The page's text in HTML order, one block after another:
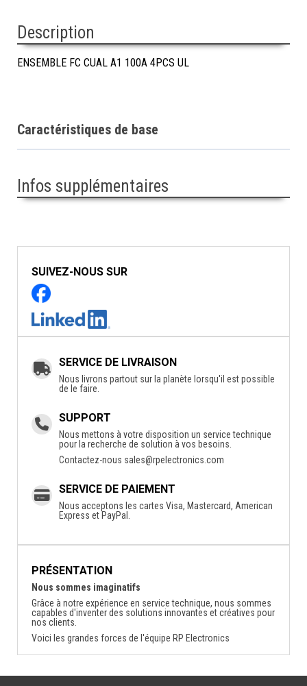
Description
ENSEMBLE FC CUAL A1 100A 4PCS UL
Caractéristiques de base
Infos supplémentaires
SUIVEZ-NOUS SUR
SERVICE DE LIVRAISON
Nous livrons partout sur la planète lorsqu'il est possible
de le faire.
SUPPORT
Nous mettons à votre disposition un service technique
pour la recherche de solution à vos besoins.
Contactez-nous sales@rpelectronics.com
SERVICE DE PAIEMENT
Nous acceptons les cartes Visa, Mastercard, American
Express et PayPal.
PRÉSENTATION
Nous sommes imaginatifs
Grâce à notre expérience en service technique, nous sommes
capables d'inventer des solutions innovantes et créatives pour
nos clients.
Voici les grandes forces de l'équipe RP Electronics